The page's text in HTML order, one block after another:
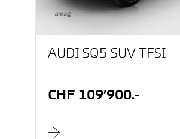
AUDI SQ5 SUV TFSI
CHF 109’900.-